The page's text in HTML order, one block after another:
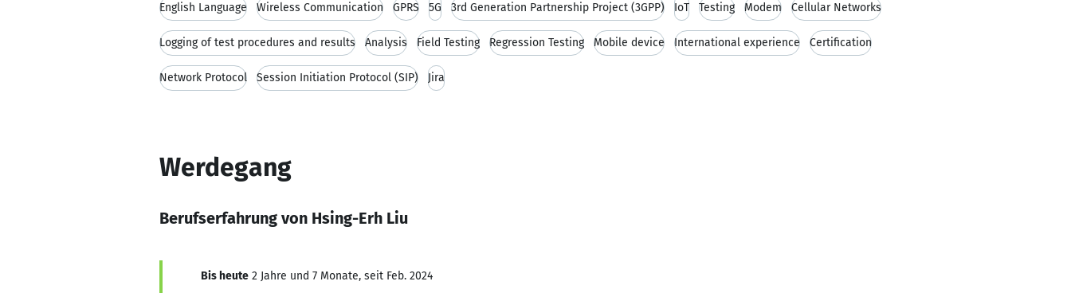
English Language Wireless Communication GPRS 5G 3rd Generation Partnership Project (3GPP) IoT Testing Modem Cellular Networks
Logging of test procedures and results Analysis Field Testing Regression Testing Mobile device International experience Certification
Network Protocol Session Initiation Protocol (SIP) Jira
Werdegang
Berufserfahrung von Hsing-Erh Liu
Bis heute 2 Jahre und 7 Monate, seit Feb. 2024